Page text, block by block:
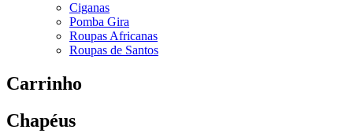
Ciganas
Pomba Gira
Roupas Africanas
Roupas de Santos
Carrinho
Chapéus